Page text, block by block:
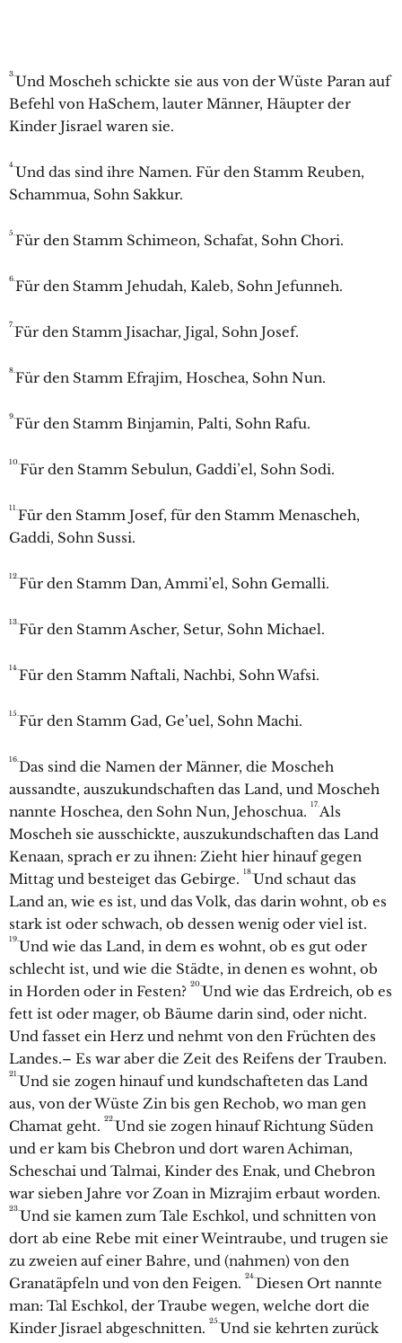
3.Und Moscheh schickte sie aus von der Wüste Paran auf
Befehl von HaSchem, lauter Männer, Häupter der
Kinder Jisrael waren sie.
4.Und das sind ihre Namen. Für den Stamm Reuben,
Schammua, Sohn Sakkur.
5.Für den Stamm Schimeon, Schafat, Sohn Chori.
6.Für den Stamm Jehudah, Kaleb, Sohn Jefunneh.
7.Für den Stamm Jisachar, Jigal, Sohn Josef.
8.Für den Stamm Efrajim, Hoschea, Sohn Nun.
9.Für den Stamm Binjamin, Palti, Sohn Rafu.
10.Für den Stamm Sebulun, Gaddi’el, Sohn Sodi.
11.Für den Stamm Josef, für den Stamm Menascheh,
Gaddi, Sohn Sussi.
12.Für den Stamm Dan, Ammi’el, Sohn Gemalli.
13.Für den Stamm Ascher, Setur, Sohn Michael.
14.Für den Stamm Naftali, Nachbi, Sohn Wafsi.
15.Für den Stamm Gad, Ge’uel, Sohn Machi.
16.Das sind die Namen der Männer, die Moscheh
aussandte, auszukundschaften das Land, und Moscheh
nannte Hoschea, den Sohn Nun, Jehoschua. 17.Als
Moscheh sie ausschickte, auszukundschaften das Land
Kenaan, sprach er zu ihnen: Zieht hier hinauf gegen
Mittag und besteiget das Gebirge. 18.Und schaut das
Land an, wie es ist, und das Volk, das darin wohnt, ob es
stark ist oder schwach, ob dessen wenig oder viel ist.
19.Und wie das Land, in dem es wohnt, ob es gut oder
schlecht ist, und wie die Städte, in denen es wohnt, ob
in Horden oder in Festen? 20.Und wie das Erdreich, ob es
fett ist oder mager, ob Bäume darin sind, oder nicht.
Und fasset ein Herz und nehmt von den Früchten des
Landes.– Es war aber die Zeit des Reifens der Trauben.
21.Und sie zogen hinauf und kundschafteten das Land
aus, von der Wüste Zin bis gen Rechob, wo man gen
Chamat geht. 22.Und sie zogen hinauf Richtung Süden
und er kam bis Chebron und dort waren Achiman,
Scheschai und Talmai, Kinder des Enak, und Chebron
war sieben Jahre vor Zoan in Mizrajim erbaut worden.
23.Und sie kamen zum Tale Eschkol, und schnitten von
dort ab eine Rebe mit einer Weintraube, und trugen sie
zu zweien auf einer Bahre, und (nahmen) von den
Granatäpfeln und von den Feigen. 24.Diesen Ort nannte
man: Tal Eschkol, der Traube wegen, welche dort die
Kinder Jisrael abgeschnitten. 25.Und sie kehrten zurück